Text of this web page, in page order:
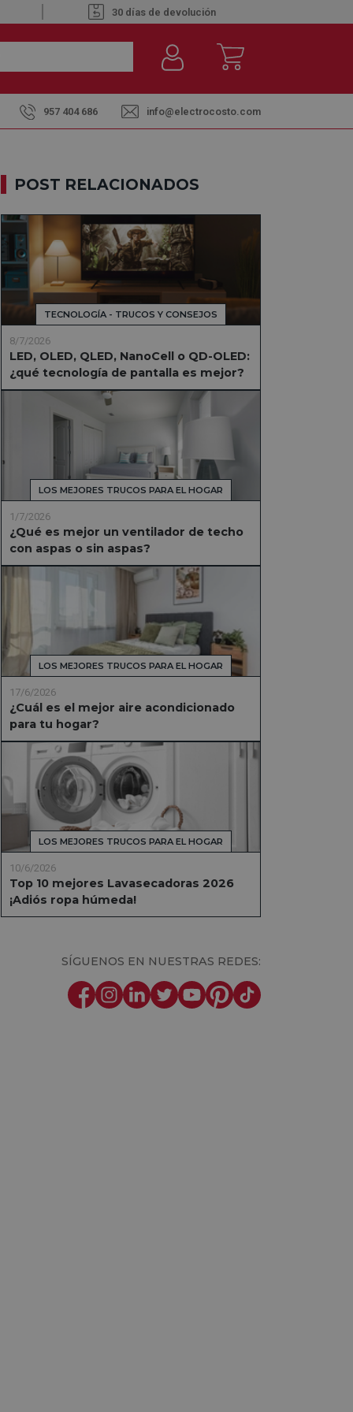
30 días de devolución
957 404 686 info@electrocosto.com
POST RELACIONADOS
TECNOLOGÍA - TRUCOS Y CONSEJOS
8/7/2026
LED, OLED, QLED, NanoCell o QD-OLED:
¿qué tecnología de pantalla es mejor?
LOS MEJORES TRUCOS PARA EL HOGAR
1/7/2026
¿Qué es mejor un ventilador de techo
con aspas o sin aspas?
LOS MEJORES TRUCOS PARA EL HOGAR
17/6/2026
¿Cuál es el mejor aire acondicionado
para tu hogar?
LOS MEJORES TRUCOS PARA EL HOGAR
10/6/2026
Top 10 mejores Lavasecadoras 2026
¡Adiós ropa húmeda!
SÍGUENOS EN NUESTRAS REDES: